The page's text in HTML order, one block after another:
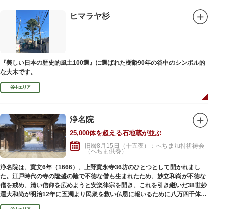
ヒマラヤ杉
『美しい日本の歴史的風土100選』に選ばれた樹齢90年の谷中のシンボル的
な大木です。
谷中エリア
浄名院
25,000体を超える石地蔵が並ぶ
旧暦8月15日（十五夜）：へちま加持祈祷会
（へちま供養）
浄名院は、寛文6年（1666）、上野寛永寺36坊のひとつとして開かれまし
た。江戸時代の寺の隆盛の陰で不徳な僧も生まれたため、妙立和尚が不徳な
僧を戒め、清い信仰を広めようと安楽律宗を開き、これを引き継いだ38世妙
運大和尚が明治12年に五濁より民衆を救い仏恩に報いるために八万四千体の
石地蔵建立を発願しました。現在では2万５千体を超える像が造立されてい